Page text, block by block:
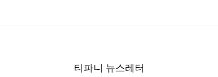
티파니 뉴스레터